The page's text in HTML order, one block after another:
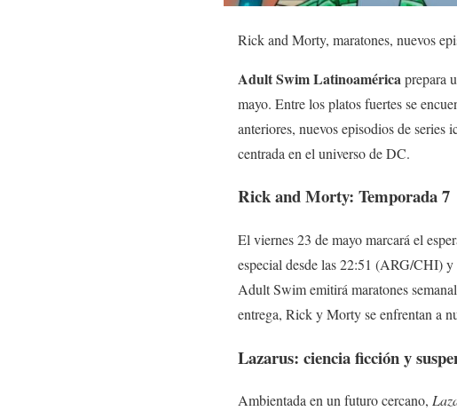
Rick and Morty, maratones, nuevos
Adult Swim Latinoaméricaprepara
mayo. Entre los platos fuertes se
anteriores, nuevos episodios de series
centrada en el universo de DC.
Rick and Morty: Temporada 7
El viernes 23 de mayo marcará el
especial desde las 22:51 (ARG/CHI)
Adult Swim emitirá maratones
entrega, Rick y Morty se enfrentan a
Lazarus: ciencia ficción y
Ambientada en un futuro cercano,